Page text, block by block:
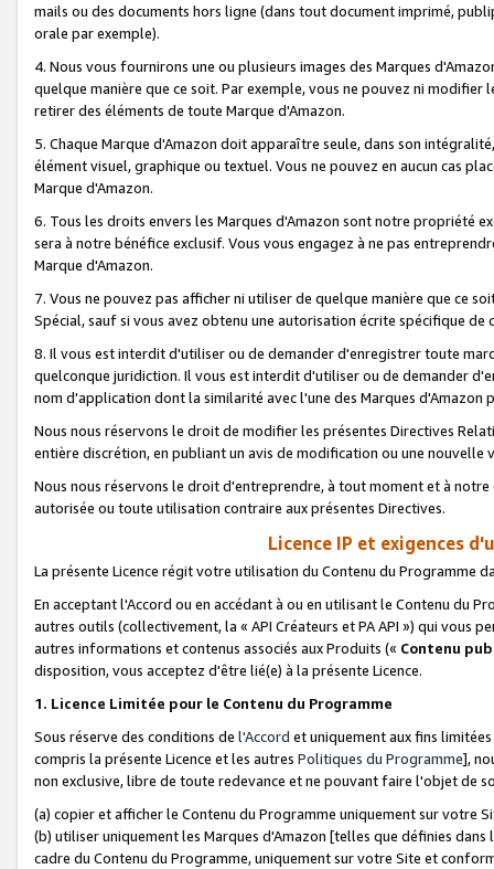
mails ou des documents hors ligne (dans tout document imprimé,
orale par exemple).
4. Nous vous fournirons une ou plusieurs images des Marques
quelque manière que ce soit. Par exemple, vous ne pouvez ni
retirer des éléments de toute Marque d'Amazon.
5. Chaque Marque d'Amazon doit apparaître seule, dans son
élément visuel, graphique ou textuel. Vous ne pouvez en aucun cas
Marque d'Amazon.
6. Tous les droits envers les Marques d'Amazon sont notre propriété
sera à notre bénéfice exclusif. Vous vous engagez à ne pas
Marque d'Amazon.
7. Vous ne pouvez pas afficher ni utiliser de quelque manière que ce
Spécial, sauf si vous avez obtenu une autorisation écrite spécifique de
8. Il vous est interdit d'utiliser ou de demander d'enregistrer toute
quelconque juridiction. Il vous est interdit d'utiliser ou de demander
nom d'application dont la similarité avec l'une des Marques
Nous nous réservons le droit de modifier les présentes Directives
entière discrétion, en publiant un avis de modification ou une nouvelle
Nous nous réservons le droit d'entreprendre, à tout moment et à
autorisée ou toute utilisation contraire aux présentes Directives.
Licence IP et exigences
La présente Licence régit votre utilisation du Contenu du Programme
En acceptant l'Accord ou en accédant à ou en utilisant le Contenu du
autres outils (collectivement, la « API Créateurs et PA API ») qui vous
autres informations et contenus associés aux Produits (« Contenu
disposition, vous acceptez d'être lié(e) à la présente Licence.
1. Licence Limitée pour le Contenu du Programme
Sous réserve des conditions de l'Accord et uniquement aux fins
compris la présente Licence et les autres Politiques du Programme],
non exclusive, libre de toute redevance et ne pouvant faire l'objet de
(a) copier et afficher le Contenu du Programme uniquement sur votre
(b) utiliser uniquement les Marques d'Amazon [telles que définies dans
cadre du Contenu du Programme, uniquement sur votre Site et